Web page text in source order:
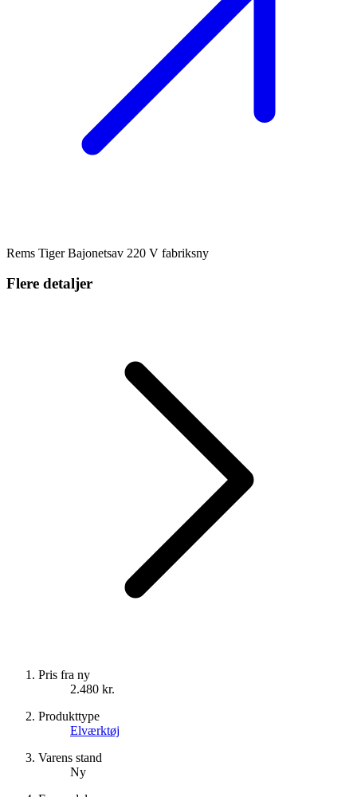
Rems Tiger Bajonetsav 220 V fabriksny
Flere detaljer
Pris fra ny
2.480 kr.
Produkttype
Elværktøj
Varens stand
Ny